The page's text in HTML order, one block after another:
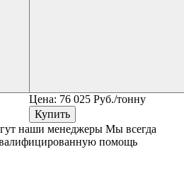
Цена: 76 025 Руб./тонну
Купить
наши менеджеры Мы всегда
помощь